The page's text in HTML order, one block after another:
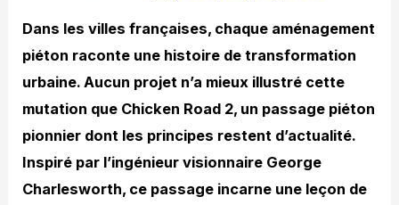
Dans les villes françaises, chaque aménagement
piéton raconte une histoire de transformation
urbaine. Aucun projet n’a mieux illustré cette
mutation que Chicken Road 2, un passage piéton
pionnier dont les principes restent d’actualité.
Inspiré par l’ingénieur visionnaire George
Charlesworth, ce passage incarne une leçon de